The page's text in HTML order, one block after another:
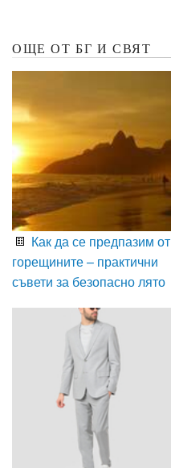
ОЩЕ ОТ БГ И СВЯТ
Как да се предпазим от
горещините – практични
съвети за безопасно лято